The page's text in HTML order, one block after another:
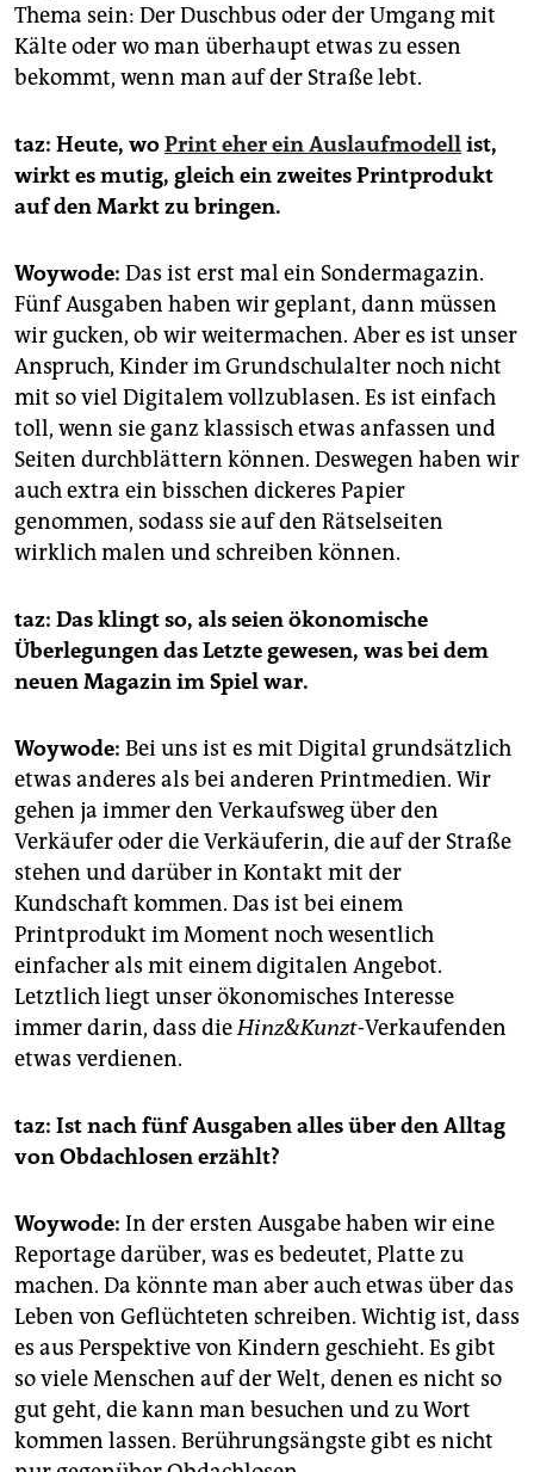
Thema sein: Der Duschbus oder der Umgang mit
Kälte oder wo man überhaupt etwas zu essen
bekommt, wenn man auf der Straße lebt.
taz: Heute, woPrint eher ein Auslaufmodellist,
wirkt es mutig, gleich ein zweites Printprodukt
auf den Markt zu bringen.
Woywode: Das ist erst mal ein Sondermagazin.
Fünf Ausgaben haben wir geplant, dann müssen
wir gucken, ob wir weitermachen. Aber es ist unser
Anspruch, Kinder im Grundschulalter noch nicht
mit so viel Digitalem vollzublasen. Es ist einfach
toll, wenn sie ganz klassisch etwas anfassen und
Seiten durchblättern können. Deswegen haben wir
auch extra ein bisschen dickeres Papier
genommen, sodass sie auf den Rätselseiten
wirklich malen und schreiben können.
taz: Das klingt so, als seien ökonomische
Überlegungen das Letzte gewesen, was bei dem
neuen Magazin im Spiel war.
Woywode: Bei uns ist es mit Digital grundsätzlich
etwas anderes als bei anderen Printmedien. Wir
gehen ja immer den Verkaufsweg über den
Verkäufer oder die Verkäuferin, die auf der Straße
stehen und darüber in Kontakt mit der
Kundschaft kommen. Das ist bei einem
Printprodukt im Moment noch wesentlich
einfacher als mit einem digitalen Angebot.
Letztlich liegt unser ökonomisches Interesse
immer darin, dass dieHinz&Kunzt-Verkaufenden
etwas verdienen.
taz: Ist nach fünf Ausgaben alles über den Alltag
von Obdachlosen erzählt?
Woywode: In der ersten Ausgabe haben wir eine
Reportage darüber, was es bedeutet, Platte zu
machen. Da könnte man aber auch etwas über das
Leben von Geflüchteten schreiben. Wichtig ist, dass
es aus Perspektive von Kindern geschieht. Es gibt
so viele Menschen auf der Welt, denen es nicht so
gut geht, die kann man besuchen und zu Wort
kommen lassen. Berührungsängste gibt es nicht